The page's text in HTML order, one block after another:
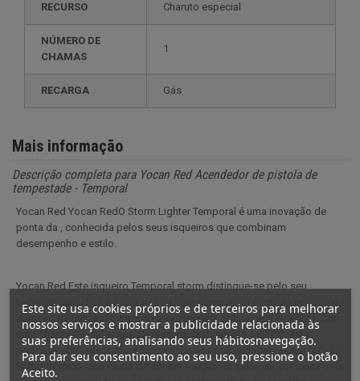
Este site usa cookies próprios e de terceiros para melhorar
nossos serviços e mostrar a publicidade relacionada às
suas preferências, analisando seus hábitosnavegação.
Para dar seu consentimento ao seu uso, pressione o botão
Aceito.
RECURSO charuto especial
NÚMERO DE
CHAMAS
1
RECARGA gás
Mais informação
Descrição completa para Yocan Red Acendedor de pistola de
tempestade - Temporal
Yocan Red Yocan RedO Storm Lighter Temporal é uma inovação de
ponta da , conhecida pelos seus isqueiros que combinam
desempenho e estilo.
Yocan Red Este isqueiro Temporal storm distingue-se pelo seu
temporizador digital programável, que oferece um controlo preciso da
duração da utilização para uma experiência optimizada e segura. Com
uma chama regulável que atinge temperaturas até 1.371°C, está
perfeitamente adaptado a todas as suas necessidades. O seu focinho
termocrómico, que muda de cor em função do calor, proporciona uma